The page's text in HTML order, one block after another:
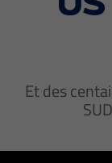
Et des